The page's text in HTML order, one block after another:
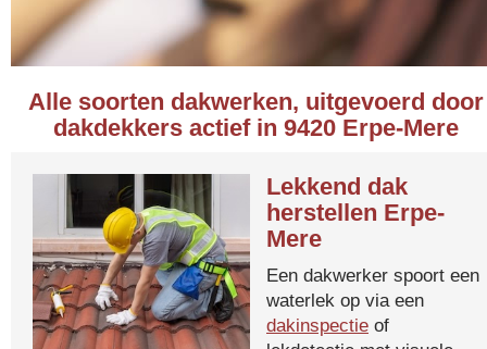
Alle soorten dakwerken, uitgevoerd door
dakdekkers actief in 9420 Erpe-Mere
Lekkend dak
herstellen Erpe-
Mere
Een dakwerker spoort een
waterlek op via een
dakinspectie of